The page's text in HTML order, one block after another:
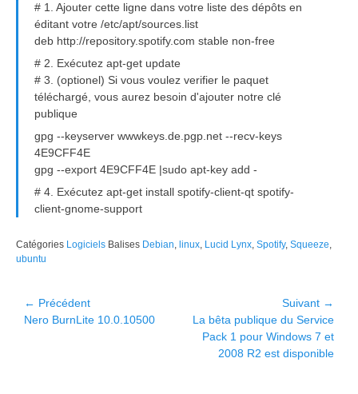
# 1. Ajouter cette ligne dans votre liste des dépôts en
éditant votre /etc/apt/sources.list
deb http://repository.spotify.com stable non-free
# 2. Exécutez apt-get update
# 3. (optionel) Si vous voulez verifier le paquet
téléchargé, vous aurez besoin d'ajouter notre clé
publique
gpg --keyserver wwwkeys.de.pgp.net --recv-keys
4E9CFF4E
gpg --export 4E9CFF4E |sudo apt-key add -
# 4. Exécutez apt-get install spotify-client-qt spotify-
client-gnome-support
Catégories Logiciels Balises Debian linux Lucid Lynx Spotify, Squeeze
ubuntu
Navigation
de
← Précédent
Article
Nero BurnLite 10.0.10500
Suivant →
Article
suivant :
La bêta publique du Service
Pack 1 pour Windows 7 et
2008 R2 est disponible